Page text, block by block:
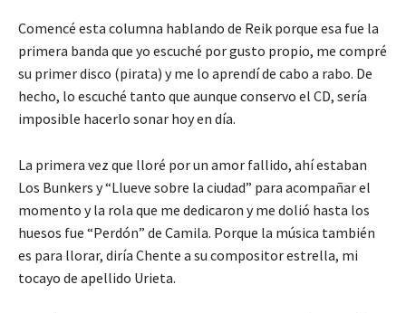
Comencé esta columna hablando de Reik porque esa fue la
primera banda que yo escuché por gusto propio, me compré
su primer disco (pirata) y me lo aprendí de cabo a rabo. De
hecho, lo escuché tanto que aunque conservo el CD, sería
imposible hacerlo sonar hoy en día.
La primera vez que lloré por un amor fallido, ahí estaban
Los Bunkers y “Llueve sobre la ciudad” para acompañar el
momento y la rola que me dedicaron y me dolió hasta los
huesos fue “Perdón” de Camila. Porque la música también
es para llorar, diría Chente a su compositor estrella, mi
tocayo de apellido Urieta.